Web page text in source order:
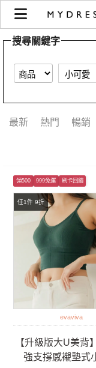
【小可愛】搜尋結果
搜尋關鍵字
最新 熱門 暢銷
任1件 9折
領500 999免運 刷卡回饋
evaviva
【升級版大U美背
強支撐感襯墊式